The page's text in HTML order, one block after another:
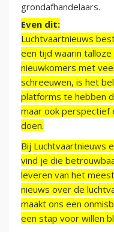
grondafhandelaars.
Even dit:
Luchtvaartnieuws
een tijd waarin
nieuwkomers met
schreeuwen, is het
platforms te hebben
maar ook perspectief
doen.
Bij Luchtvaartnieuws
vind je die
leveren van het
nieuws over de
maakt ons een
een stap voor willen